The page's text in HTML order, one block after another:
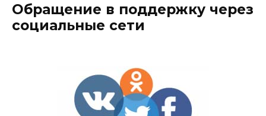
Обращение в поддержку через
социальные сети